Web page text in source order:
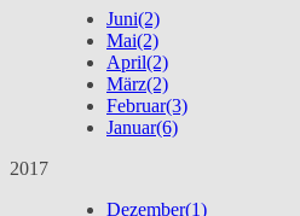
Juni(2)
Mai(2)
April(2)
März(2)
Februar(3)
Januar(6)
2017
Dezember(1)